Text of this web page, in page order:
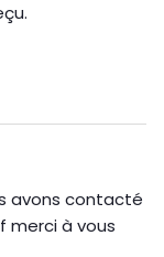
avons contacté
merci à vous